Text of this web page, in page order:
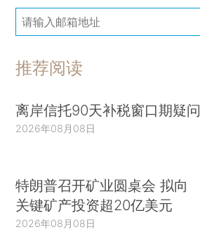
推荐阅读
离岸信托90天补税窗口期疑问
2026年08月08日
特朗普召开矿业圆桌会 拟向
关键矿产投资超20亿美元
2026年08月08日